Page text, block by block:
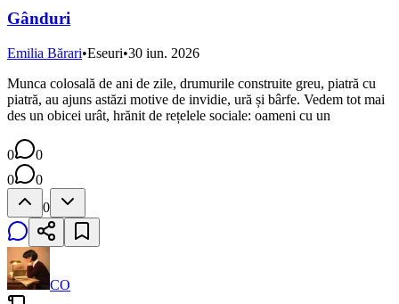
Gânduri
Emilia Bărari•Eseuri•30 iun. 2026
Munca colosală de ani de zile, drumurile construite greu, piatră cu
piatră, au ajuns astăzi motive de invidie, ură și bârfe. Vedem tot mai
des un obicei urât, hrănit de rețelele sociale: oameni cu un
0
0
0
0
0
CO